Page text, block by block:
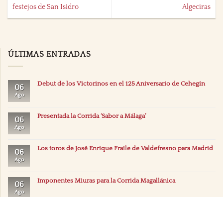
festejos de San Isidro
Algeciras
ÚLTIMAS ENTRADAS
06
Ago
Debut de los Victorinos en el 125 Aniversario de Cehegín
06
Ago
Presentada la Corrida ‘Sabor a Málaga’
06
Ago
Los toros de José Enrique Fraile de Valdefresno para Madrid
06
Ago
Imponentes Miuras para la Corrida Magallánica